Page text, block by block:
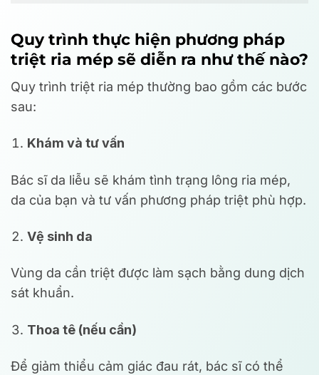
Quy trình thực hiện phương pháp
triệt ria mép sẽ diễn ra như thế nào?
Quy trình triệt ria mép thường bao gồm các bước
sau:
Khám và tư vấn
Bác sĩ da liễu sẽ khám tình trạng lông ria mép,
da của bạn và tư vấn phương pháp triệt phù hợp.
Vệ sinh da
Vùng da cần triệt được làm sạch bằng dung dịch
sát khuẩn.
Thoa tê (nếu cần)
Để giảm thiểu cảm giác đau rát, bác sĩ có thể